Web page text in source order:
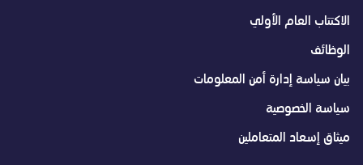
الاكتتاب العام الأولي
الوظائف
بيان سياسة إدارة أمن المعلومات
سياسة الخصوصية
ميثاق إسعاد المتعاملين